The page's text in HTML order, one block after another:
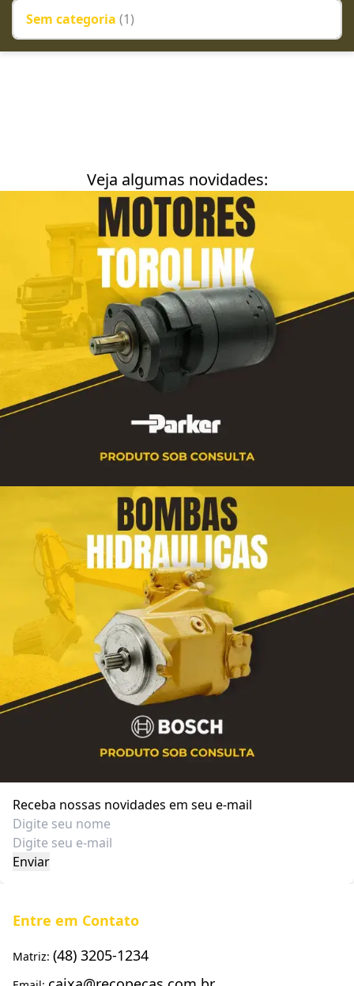
Sem categoria (1)
Veja algumas novidades:
Receba nossas novidades em seu e-mail
Entre em Contato
Matriz: (48) 3205-1234